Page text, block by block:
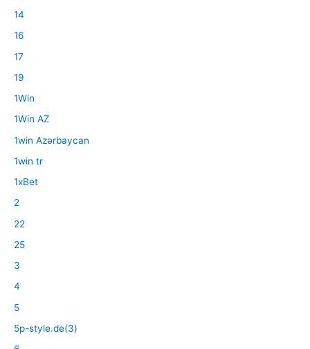
14
16
17
19
1Win
1Win AZ
1win Azərbaycan
1win tr
1xBet
2
22
25
3
4
5
5p-style.de(3)